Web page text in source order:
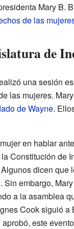
Mary B.
de las
de
una sesión
las mujeres.
de Wayne.
en hablar
Constitución de
dicen
embargo,
a la asamblea
Cook siguió
este